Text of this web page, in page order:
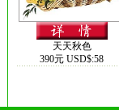
天天秋色
390元 USD$:58